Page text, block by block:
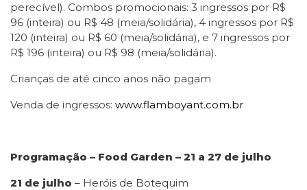
perecível). Combos promocionais: 3 ingressos por R$
96 (inteira) ou R$ 48 (meia/solidária), 4 ingressos por R$
120 (inteira) ou R$ 60 (meia/solidária), e 7 ingressos por
R$ 196 (inteira) ou R$ 98 (meia/solidária).
Crianças de até cinco anos não pagam
Venda de ingressos: www.flamboyant.com.br
Programação – Food Garden – 21 a 27 de julho
21 de julho – Heróis de Botequim